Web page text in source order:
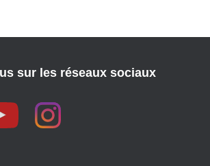
sur les réseaux sociaux